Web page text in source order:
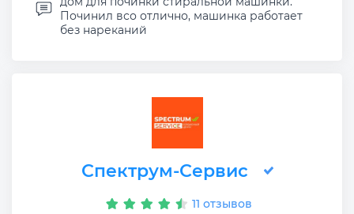
Починил всо отлично, машинка работает
без нареканий
Спектрум-Сервис
11 отзывов